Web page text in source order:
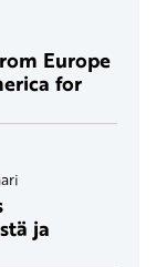
Europe
for
ja